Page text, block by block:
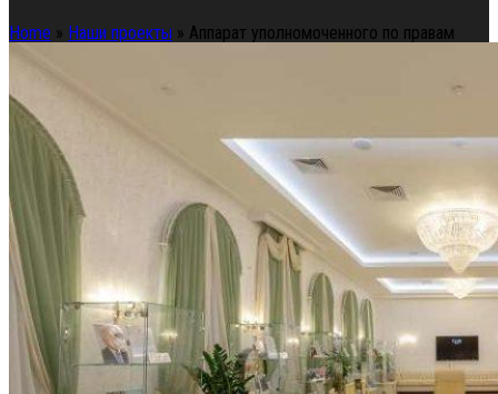
Home » Наши проекты » Аппарат уполномоченного по правам